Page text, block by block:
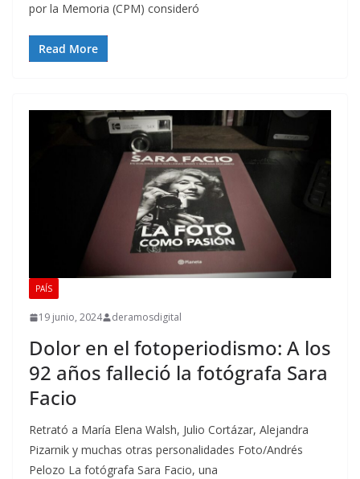
por la Memoria (CPM) consideró
Read More
PAÍS
19 junio, 2024 deramosdigital
Dolor en el fotoperiodismo: A los
92 años falleció la fotógrafa Sara
Facio
Retrató a María Elena Walsh, Julio Cortázar, Alejandra
Pizarnik y muchas otras personalidades Foto/Andrés
Pelozo La fotógrafa Sara Facio, una